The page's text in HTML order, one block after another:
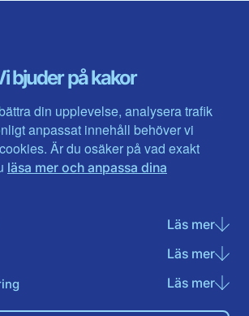
bjuder på kakor
din upplevelse, analysera trafik
anpassat innehåll behöver vi
Är du osäker på vad exakt
läsa mer och anpassa dina
Läs merom
Läs merom
Läs merom
Värmlands län
Västerbotten
Västra Götaland
Västernorrland
Västmanland
Örebro län
Östergötland
sociala medier